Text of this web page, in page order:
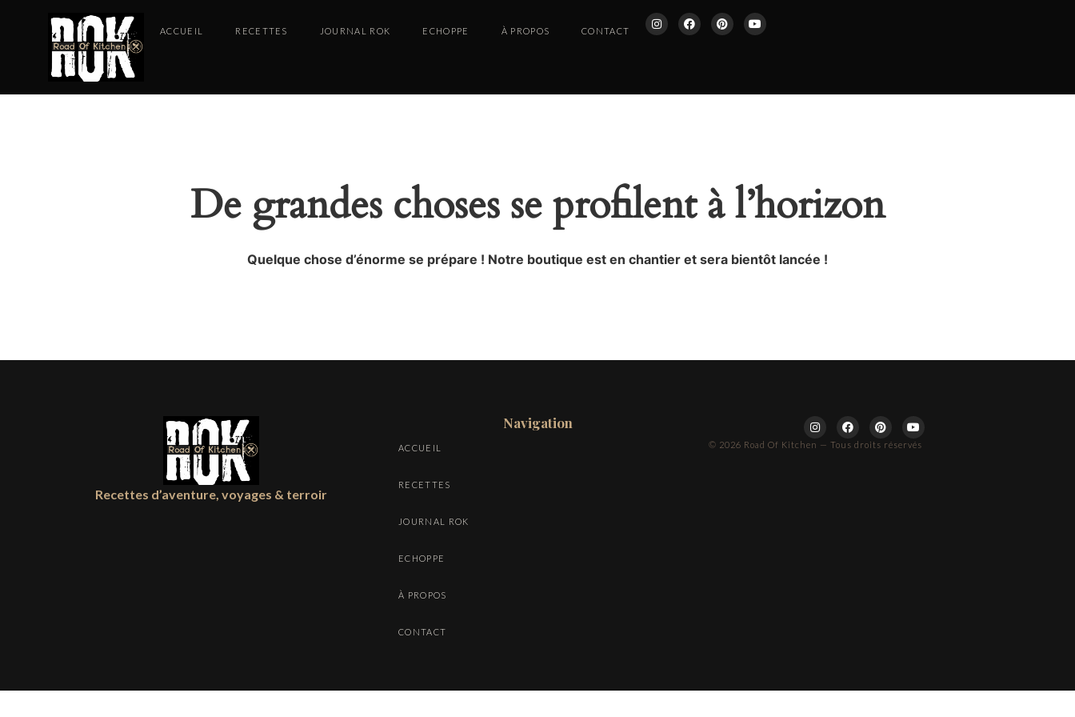
ACCUEIL RECETTES JOURNAL ROK ECHOPPE À PROPOS CONTACT
De grandes choses se profilent à l’horizon
Quelque chose d’énorme se prépare ! Notre boutique est en chantier et sera bientôt lancée !
Recettes d’aventure, voyages & terroir
Navigation
ACCUEIL
RECETTES
JOURNAL ROK
ECHOPPE
À PROPOS
CONTACT
© 2026 Road Of Kitchen — Tous droits réservés